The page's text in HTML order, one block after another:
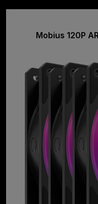
Mobius 120P